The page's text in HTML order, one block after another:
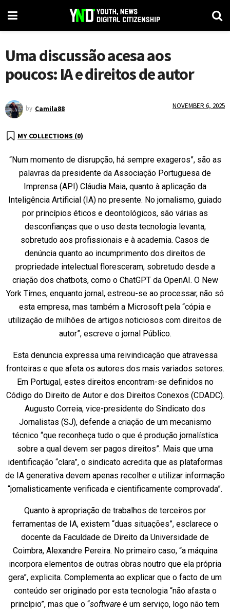
Uma discussão acesa aos
poucos: IA e direitos de autor
by Camila88 NOVEMBER 6, 2025
MY COLLECTIONS (0)
“Num momento de disrupção, há sempre exageros”, são as
palavras da presidente da Associação Portuguesa de
Imprensa (API) Cláudia Maia, quanto à aplicação da
Inteligência Artificial (IA) no presente. No jornalismo, guiado
por princípios éticos e deontológicos, são várias as
desconfianças que o uso desta tecnologia levanta,
sobretudo aos profissionais e à academia. Casos de
denúncia quanto ao incumprimento dos direitos de
propriedade intelectual floresceram, sobretudo desde a
criação dos chatbots, como o ChatGPT da OpenAI. O New
York Times, enquanto jornal, estreou-se ao processar, não só
esta empresa, mas também a Microsoft pela “cópia e
utilização de milhões de artigos noticiosos com direitos de
autor”, escreve o jornal Público.
Esta denuncia expressa uma reivindicação que atravessa
fronteiras e que afeta os autores dos mais variados setores.
Em Portugal, estes direitos encontram-se definidos no
Código do Direito de Autor e dos Direitos Conexos (CDADC).
Augusto Correia, vice-presidente do Sindicato dos
Jornalistas (SJ), defende a criação de um mecanismo
técnico “que reconheça tudo o que é produção jornalística
sobre a qual devem ser pagos direitos”. Mais que uma
identificação “clara”, o sindicato acredita que as plataformas
de IA generativa devem apenas recolher e utilizar informação
“jornalisticamente verificada e cientificamente comprovada”.
Quanto à apropriação de trabalhos de terceiros por
ferramentas de IA, existem “duas situações”, esclarece o
docente da Faculdade de Direito da Universidade de
Coimbra, Alexandre Pereira. No primeiro caso, “a máquina
incorpora elementos de outras obras noutro que ela própria
gera”, explicita. Complementa ao explicar que o facto de um
conteúdo ser originado por esta tecnologia “não afasta o
princípio”, mas que o “software é um serviço, logo não tem